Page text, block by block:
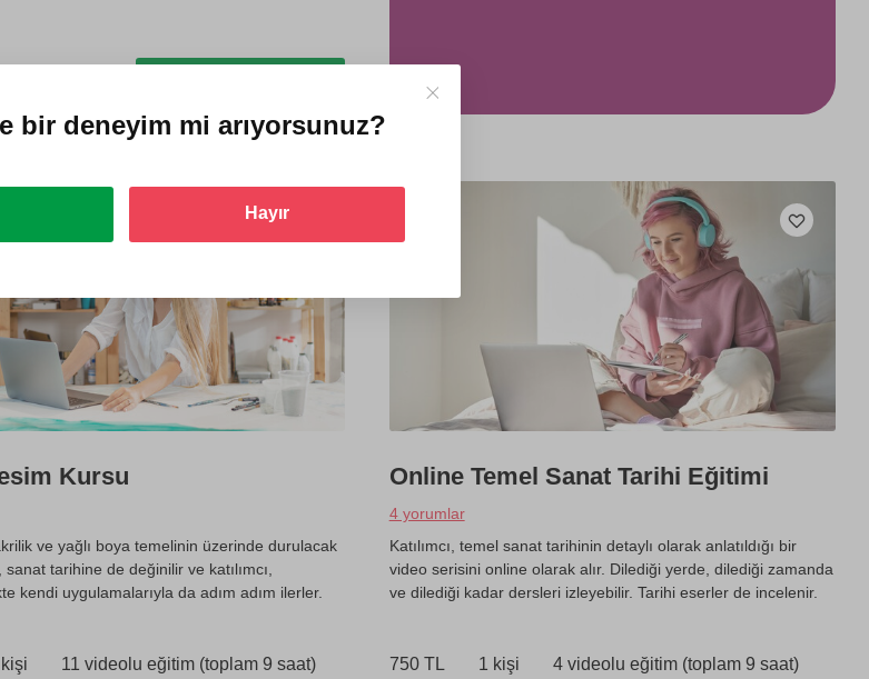
Kursu
ve yağlı boya temelinin üzerinde durulacak
tarihine de değinilir ve katılımcı,
kendi uygulamalarıyla da adım adım ilerler.
11 videolu eğitim (toplam 9 saat)
Online Temel Sanat Tarihi Eğitimi
4 yorumlar
Katılımcı, temel sanat tarihinin detaylı olarak anlatıldığı bir
video serisini online olarak alır. Dilediği yerde, dilediği zamanda
ve dilediği kadar dersleri izleyebilir. Tarihi eserler de incelenir.
750 TL 1 kişi 4 videolu eğitim (toplam 9 saat)
bir deneyim mi arıyorsunuz?
Hayır